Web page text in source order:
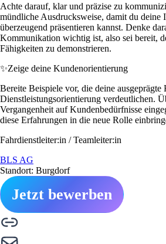
Achte darauf, klar und präzise zu
mündliche Ausdrucksweise, damit du deine
überzeugend präsentieren kannst. Denke
Kommunikation wichtig ist, also sei bereit,
Fähigkeiten zu demonstrieren.
✨Zeige deine Kundenorientierung
Bereite Beispiele vor, die deine ausgeprägte
Dienstleistungsorientierung verdeutlichen.
Vergangenheit auf Kundenbedürfnisse
diese Erfahrungen in die neue Rolle
Fahrdienstleiter:in / Teamleiter:in
BLS AG
Standort: Burgdorf
Jetzt bewerben